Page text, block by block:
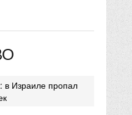
в Израиле пропал